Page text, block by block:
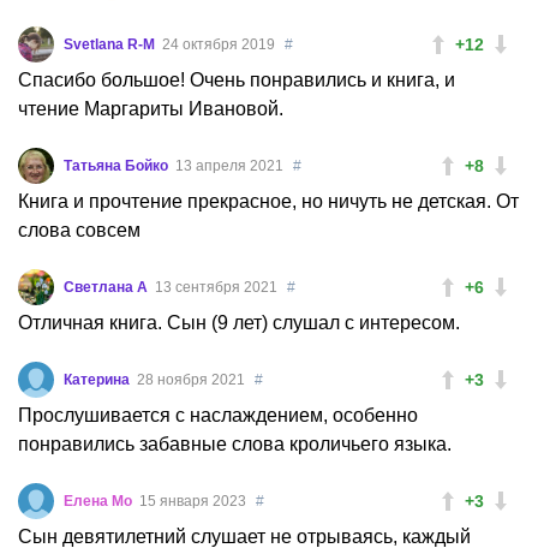
+12
Svetlana R-M 24 октября 2019 #
Спасибо большое! Очень понравились и книга, и
чтение Маргариты Ивановой.
+8
Татьяна Бойко 13 апреля 2021 #
Книга и прочтение прекрасное, но ничуть не детская. От
слова совсем
+6
Светлана А 13 сентября 2021 #
Отличная книга. Сын (9 лет) слушал с интересом.
+3
Катерина 28 ноября 2021 #
Прослушивается с наслаждением, особенно
понравились забавные слова кроличьего языка.
+3
Елена Мо 15 января 2023 #
Сын девятилетний слушает не отрываясь, каждый